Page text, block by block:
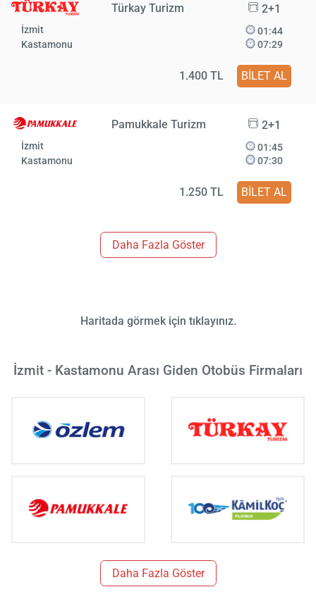
Türkay Turizm 2+1
İzmit
Kastamonu
01:44
07:29
1.400 TL BİLET AL
Pamukkale Turizm 2+1
İzmit
Kastamonu
01:45
07:30
1.250 TL BİLET AL
Daha Fazla Göster
Haritada görmek için tıklayınız.
İzmit - Kastamonu Arası Giden Otobüs Firmaları
Daha Fazla Göster